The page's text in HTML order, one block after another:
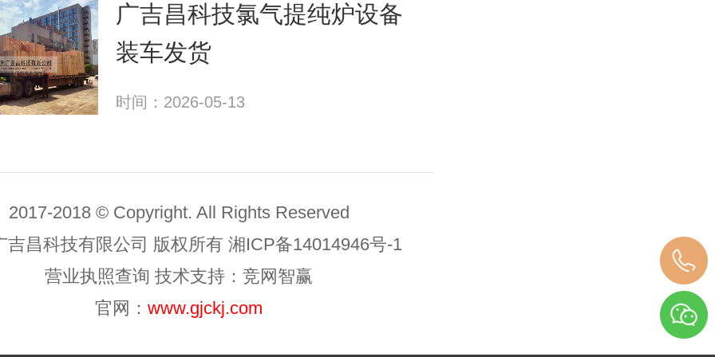
广吉昌科技氯气提纯炉设备
装车发货
时间：2026-05-13
2017-2018 © Copyright. All Rights Reserved
吉昌科技有限公司 版权所有 湘ICP备14014946号-1
营业执照查询 技术支持： 竞网智赢
官网： www.gjckj.com